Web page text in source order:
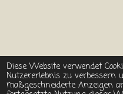
Diese Website verwendet
Nutzererlebnis zu verbessern
maßgeschneiderte Anzeigen